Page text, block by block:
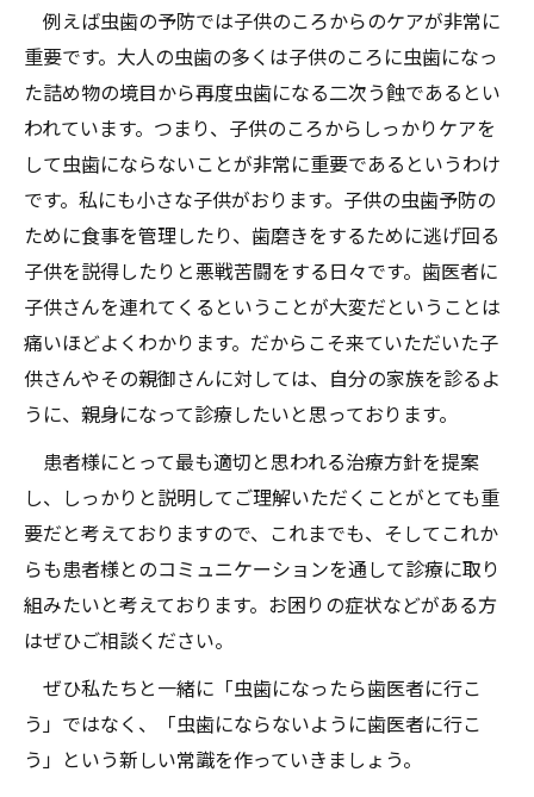
例えば虫歯の予防では子供のころからのケアが非常に
重要です。大人の虫歯の多くは子供のころに虫歯になっ
た詰め物の境目から再度虫歯になる二次う蝕であるとい
われています。つまり、子供のころからしっかりケアを
して虫歯にならないことが非常に重要であるというわけ
です。私にも小さな子供がおります。子供の虫歯予防の
ために食事を管理したり、歯磨きをするために逃げ回る
子供を説得したりと悪戦苦闘をする日々です。歯医者に
子供さんを連れてくるということが大変だということは
痛いほどよくわかります。だからこそ来ていただいた子
供さんやその親御さんに対しては、自分の家族を診るよ
うに、親身になって診療したいと思っております。
患者様にとって最も適切と思われる治療方針を提案
し、しっかりと説明してご理解いただくことがとても重
要だと考えておりますので、これまでも、そしてこれか
らも患者様とのコミュニケーションを通して診療に取り
組みたいと考えております。お困りの症状などがある方
はぜひご相談ください。
ぜひ私たちと一緒に「虫歯になったら歯医者に行こ
う」ではなく、「虫歯にならないように歯医者に行こ
う」という新しい常識を作っていきましょう。